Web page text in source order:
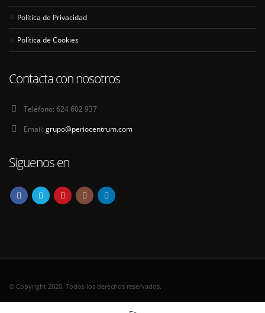
Política de Privacidad
Política de Cookies
Contacta con nosotros
Teléfono: 624 602 937
Email: grupo@periocentrum.com
Siguenos en
© Copyright 2020. Todos los derechos reservados.